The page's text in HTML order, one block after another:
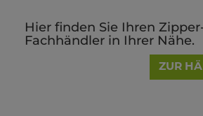
Hier finden Sie Ihren
Fachhändler in Ihrer Nähe.
ZUR